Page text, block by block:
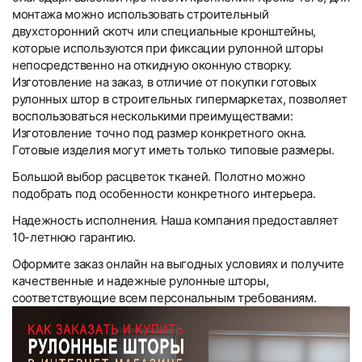
монтажа можно использовать строительный
двухсторонний скотч или специальные кронштейны,
которые используются при фиксации рулонной шторы
непосредственно на откидную оконную створку.
Изготовление на заказ, в отличие от покупки готовых
рулонных штор в строительных гипермаркетах, позволяет
воспользоваться несколькими преимуществами:
Изготовление точно под размер конкретного окна.
Готовые изделия могут иметь только типовые размеры.
Большой выбор расцветок тканей. Полотно можно
подобрать под особенности конкретного интерьера.
Надежность исполнения. Наша компания предоставляет
10-летнюю гарантию.
Оформите заказ онлайн на выгодных условиях и получите
качественные и надежные рулонные шторы,
соответствующие всем персональным требованиям.